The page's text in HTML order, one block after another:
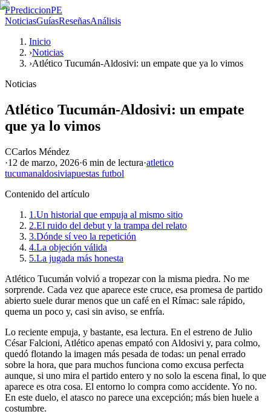
PPrediccionPE
NoticiasGuíasReseñasAnálisis
Inicio
›Noticias
›Atlético Tucumán-Aldosivi: un empate que ya lo vimos
Noticias
Atlético Tucumán-Aldosivi: un empate
que ya lo vimos
CCarlos Méndez
·12 de marzo, 2026·6 min de lectura·atletico
tucumanaldosiviapuestas futbol
Contenido del artículo
1.Un historial que empuja al mismo sitio
2.El ruido del debut y la trampa del relato
3.Dónde sí veo la repetición
4.La objeción válida
5.La jugada más honesta
Atlético Tucumán volvió a tropezar con la misma piedra. No me
sorprende. Cada vez que aparece este cruce, esa promesa de partido
abierto suele durar menos que un café en el Rímac: sale rápido,
quema un poco y, casi sin aviso, se enfría.
Lo reciente empuja, y bastante, esa lectura. En el estreno de Julio
César Falcioni, Atlético apenas empató con Aldosivi y, para colmo,
quedó flotando la imagen más pesada de todas: un penal errado
sobre la hora, que para muchos funciona como excusa perfecta
aunque, si uno mira el partido entero y no solo la escena final, lo que
aparece es otra cosa. El entorno lo compra como accidente. Yo no.
En este duelo, el atasco no parece una excepción; más bien huele a
costumbre.